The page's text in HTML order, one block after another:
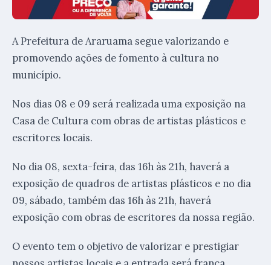
A Prefeitura de Araruama segue valorizando e
promovendo ações de fomento à cultura no
município.
Nos dias 08 e 09 será realizada uma exposição na
Casa de Cultura com obras de artistas plásticos e
escritores locais.
No dia 08, sexta-feira, das 16h às 21h, haverá a
exposição de quadros de artistas plásticos e no dia
09, sábado, também das 16h às 21h, haverá
exposição com obras de escritores da nossa região.
O evento tem o objetivo de valorizar e prestigiar